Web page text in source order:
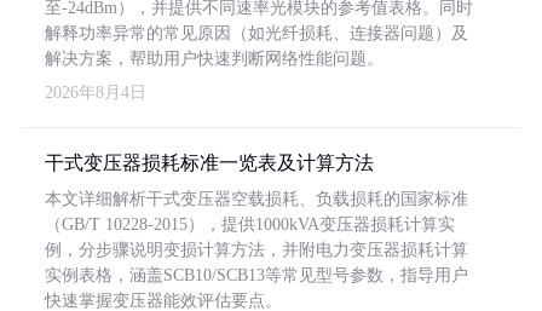
至-24dBm），并提供不同速率光模块的参考值表格。同时
解释功率异常的常见原因（如光纤损耗、连接器问题）及
解决方案，帮助用户快速判断网络性能问题。
2026年8月4日
干式变压器损耗标准一览表及计算方法
本文详细解析干式变压器空载损耗、负载损耗的国家标准
（GB/T 10228-2015），提供1000kVA变压器损耗计算实
例，分步骤说明变损计算方法，并附电力变压器损耗计算
实例表格，涵盖SCB10/SCB13等常见型号参数，指导用户
快速掌握变压器能效评估要点。